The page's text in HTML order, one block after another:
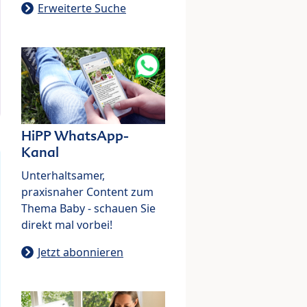
Erweiterte Suche
HiPP WhatsApp-
Kanal
Unterhaltsamer,
praxisnaher Content zum
Thema Baby - schauen Sie
direkt mal vorbei!
Jetzt abonnieren